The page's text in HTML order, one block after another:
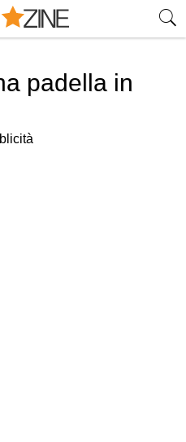
padella in